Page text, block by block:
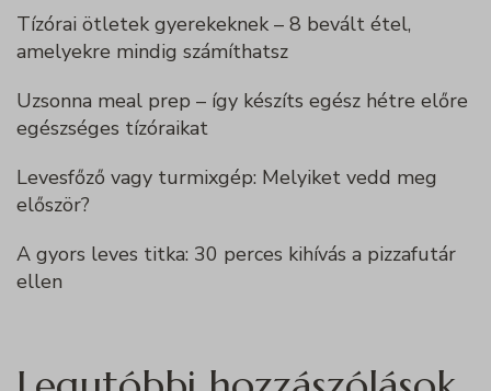
Tízórai ötletek gyerekeknek – 8 bevált étel,
amelyekre mindig számíthatsz
Uzsonna meal prep – így készíts egész hétre előre
egészséges tízóraikat
Levesfőző vagy turmixgép: Melyiket vedd meg
először?
A gyors leves titka: 30 perces kihívás a pizzafutár
ellen